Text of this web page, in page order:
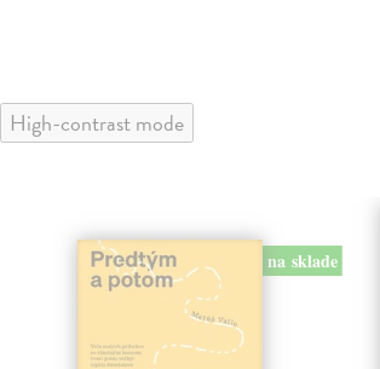
High-contrast mode
na sklade